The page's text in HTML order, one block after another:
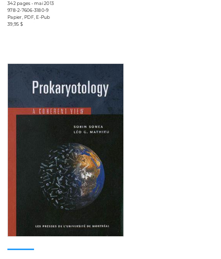
342 pages • mai 2013
978-2-7606-3180-9
Papier, PDF, E-Pub
39,95 $